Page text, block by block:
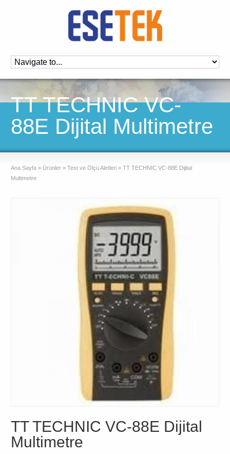
TT TECHNIC VC-
88E Dijital Multimetre
Ana Sayfa » Ürünler » Test ve Ölçü Aletleri » TT TECHNIC VC-88E Dijital
Multimetre
TT TECHNIC VC-88E Dijital
Multimetre